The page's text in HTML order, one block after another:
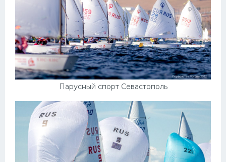
Парусный спорт Севастополь